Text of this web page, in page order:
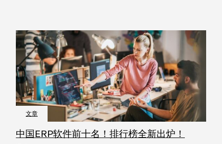
文章
中国ERP软件前十名！排行榜全新出炉！